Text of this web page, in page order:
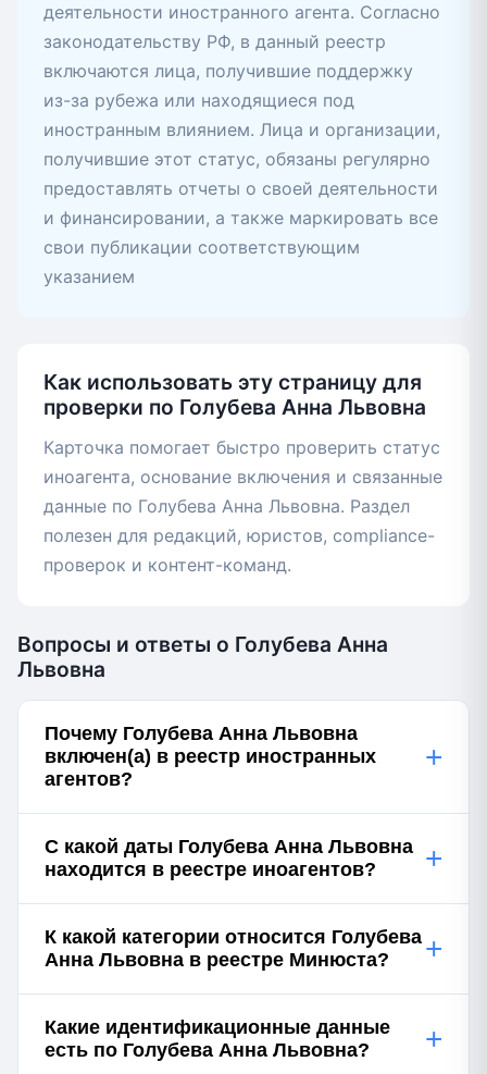
деятельности иностранного агента. Согласно
законодательству РФ, в данный реестр
включаются лица, получившие поддержку
из-за рубежа или находящиеся под
иностранным влиянием. Лица и организации,
получившие этот статус, обязаны регулярно
предоставлять отчеты о своей деятельности
и финансировании, а также маркировать все
свои публикации соответствующим
указанием
Как использовать эту страницу для
проверки по Голубева Анна Львовна
Карточка помогает быстро проверить статус
иноагента, основание включения и связанные
данные по Голубева Анна Львовна. Раздел
полезен для редакций, юристов, compliance-
проверок и контент-команд.
Вопросы и ответы о Голубева Анна
Львовна
Почему Голубева Анна Львовна
включен(а) в реестр иностранных
агентов?
+
С какой даты Голубева Анна Львовна
находится в реестре иноагентов?
+
К какой категории относится Голубева
Анна Львовна в реестре Минюста?
+
Какие идентификационные данные
есть по Голубева Анна Львовна?
+